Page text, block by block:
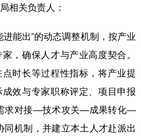
相关负责人：
能出”的动态调整机制，按产业
，确保人才与产业高度契合。
时长等过程性指标，将产业提
效与专家职称评定、项目申报
求对接—技术攻关—成果转化—
同机制，并建立本土人才赴派出